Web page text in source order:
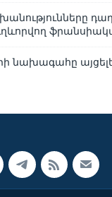
նախագահը